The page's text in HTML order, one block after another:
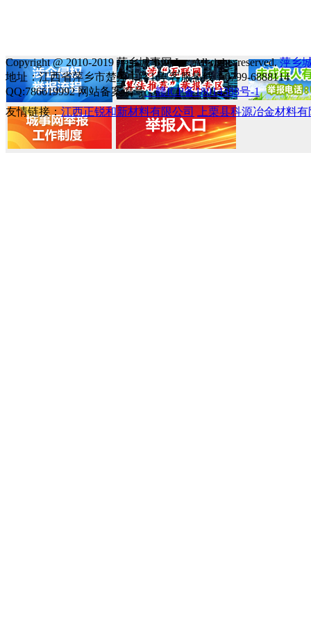
Copyright @ 2010-2019 萍乡城事网 Inc. All rights reserved.萍乡
地址：江西省萍乡市楚萍中路1号 客服热线：0799-6888114
QQ:786619992 网站备案编号：赣ICP备18014388号-1
友情链接： 江西正锐和新材料有限公司 上栗县科源冶金材料